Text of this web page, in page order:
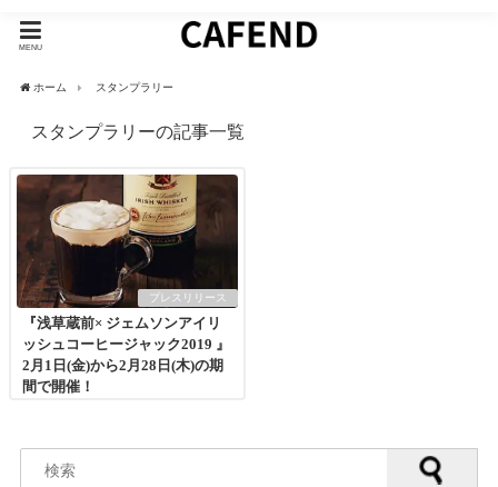
MENU
ホーム スタンプラリー
スタンプラリーの記事一覧
プレスリリース
『浅草蔵前× ジェムソンアイリ
ッシュコーヒージャック2019 』
2月1日(金)から2月28日(木)の期
間で開催！